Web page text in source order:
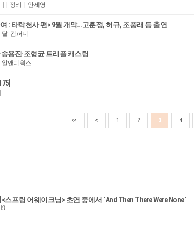
| | 정리 | 안세영
: 타락천사 편> 9월 개막…고훈정, 허규, 조풍래 등 출연
컴퍼니
용진·조형균 트리플 캐스팅
앤디웍스
<< < 1 2 3 4
스프링 어웨이크닝> 초연 중에서 `And Then There Were None`